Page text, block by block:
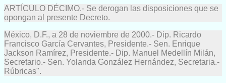
ARTÍCULO DÉCIMO.- Se derogan las disposiciones que se
opongan al presente Decreto.
México, D.F., a 28 de noviembre de 2000.- Dip. Ricardo
Francisco García Cervantes, Presidente.- Sen. Enrique
Jackson Ramírez, Presidente.- Dip. Manuel Medellín Milán,
Secretario.- Sen. Yolanda González Hernández, Secretaria.-
Rúbricas".